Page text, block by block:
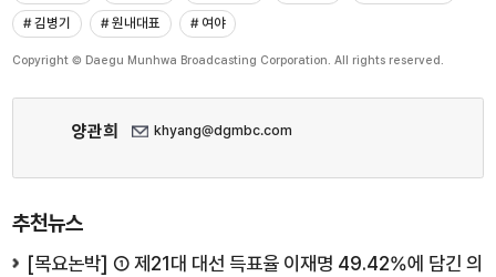
# 김병기
# 원내대표 # 여야
Copyright © Daegu Munhwa Broadcasting Corporation. All rights reserved.
양관희 khyang@dgmbc.com
추천뉴스
[목요논박] ① 제21대 대선 득표율 이재명 49.42%에 담긴 의